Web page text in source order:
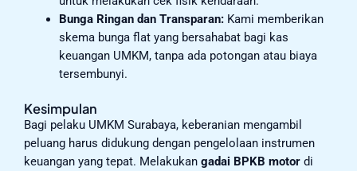
Bunga Ringan dan Transparan:Kami memberikan
skema bunga flat yang bersahabat bagi kas
keuangan UMKM, tanpa ada potongan atau biaya
tersembunyi.
Kesimpulan
Bagi pelaku UMKM Surabaya, keberanian mengambil
peluang harus didukung dengan pengelolaan instrumen
keuangan yang tepat. Melakukan gadai BPKB motor di